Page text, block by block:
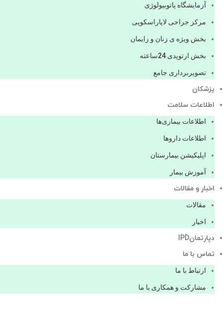
آزمایشگاه پاتوبیولوژی
مرکز جراحی لاپاراسکوپی
بخش ویژه ی زنان و زایمان
بخش ارتوپدی 24ساعته
تصویربرداری جامع
پزشكان
اطلاعات سلامت
اطلاعات بیماری‌ها
اطلاعات دارو‌ها
اپليكيشن بيمارستان
آموزش بیمار
اخبار و مقالات
مقالات
اخبار
دپارتمانIPD
تماس با ما
ارتباط با ما
مشاركت و همكاری با ما